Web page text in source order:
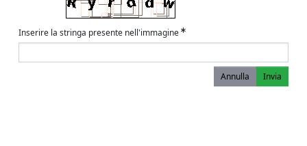
Inserire la stringa presente nell'immagine
Annulla Invia